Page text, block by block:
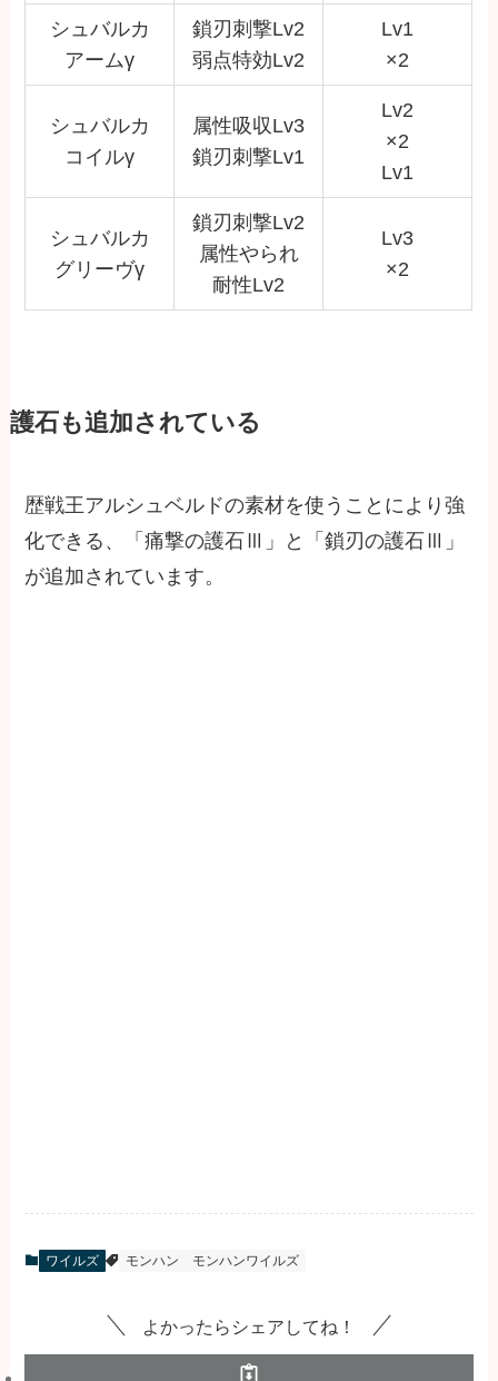
シュバルカ
アームγ
鎖刃刺撃Lv2
弱点特効Lv2
Lv1
×2
シュバルカ
コイルγ
属性吸収Lv3
鎖刃刺撃Lv1
Lv2
×2
Lv1
シュバルカ
グリーヴγ
鎖刃刺撃Lv2
属性やられ
耐性Lv2
Lv3
×2
護石も追加されている
歴戦王アルシュベルドの素材を使うことにより強
化できる、「痛撃の護石Ⅲ」と「鎖刃の護石Ⅲ」
が追加されています。
ワイルズ モンハン モンハンワイルズ
よかったらシェアしてね！